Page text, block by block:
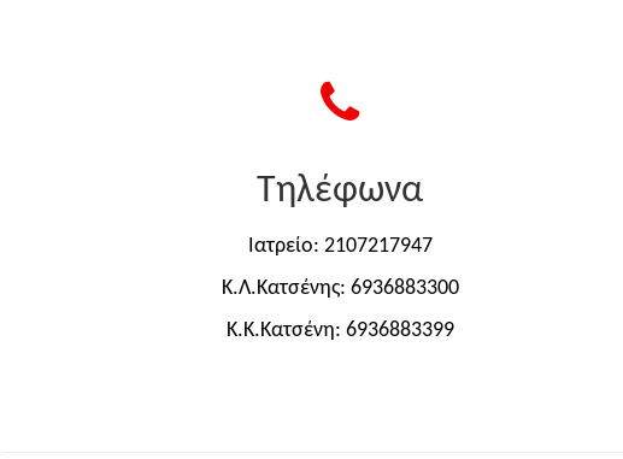
Τηλέφωνα
Ιατρείο: 2107217947
Κ.Λ.Κατσένης: 6936883300
Κ.Κ.Κατσένη: 6936883399